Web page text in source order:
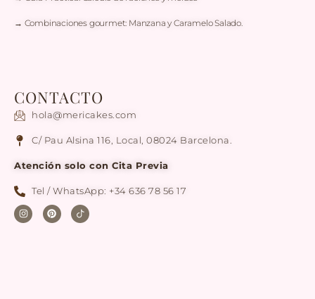
→ Combinaciones gourmet: Manzana y Caramelo Salado.
CONTACTO
hola@mericakes.com
C/ Pau Alsina 116, Local, 08024 Barcelona.
Atención solo con Cita Previa
Tel / WhatsApp: +34 636 78 56 17